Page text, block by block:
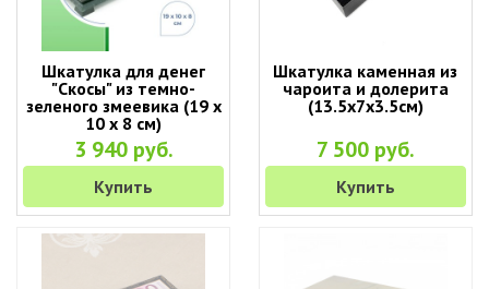
Шкатулка для денег
"Скосы" из темно-
зеленого змеевика (19 х
10 х 8 см)
3 940 руб.
Купить
Шкатулка каменная из
чароита и долерита
(13.5х7х3.5см)
7 500 руб.
Купить